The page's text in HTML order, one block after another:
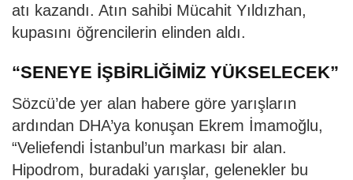
atı kazandı. Atın sahibi Mücahit Yıldızhan,
kupasını öğrencilerin elinden aldı.
“SENEYE İŞBİRLİĞİMİZ YÜKSELECEK”
Sözcü’de yer alan habere göre yarışların
ardından DHA’ya konuşan Ekrem İmamoğlu,
“Veliefendi İstanbul’un markası bir alan.
Hipodrom, buradaki yarışlar, gelenekler bu